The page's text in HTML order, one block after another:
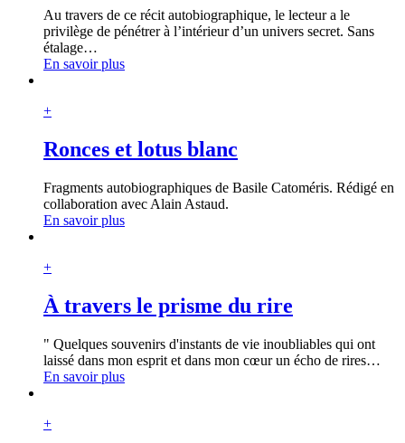
Au travers de ce récit autobiographique, le lecteur a le
privilège de pénétrer à l’intérieur d’un univers secret. Sans
étalage…
En savoir plus
+
Ronces et lotus blanc
Fragments autobiographiques de Basile Catoméris. Rédigé en
collaboration avec Alain Astaud.
En savoir plus
+
À travers le prisme du rire
" Quelques souvenirs d'instants de vie inoubliables qui ont
laissé dans mon esprit et dans mon cœur un écho de rires…
En savoir plus
+